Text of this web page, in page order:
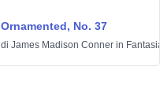
Ornamented, No. 37
di James Madison Conner in